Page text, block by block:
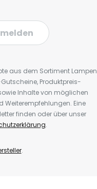
aus dem Sortiment Lampen
Produktpreis-
Inhalte von möglichen
Eine
finden oder über unser
.
.